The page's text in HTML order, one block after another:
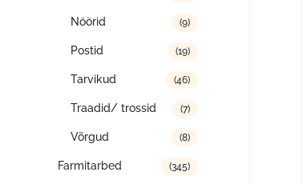
Nöörid (9)
Postid (19)
Tarvikud (46)
Traadid/ trossid (7)
Võrgud (8)
Farmitarbed (345)